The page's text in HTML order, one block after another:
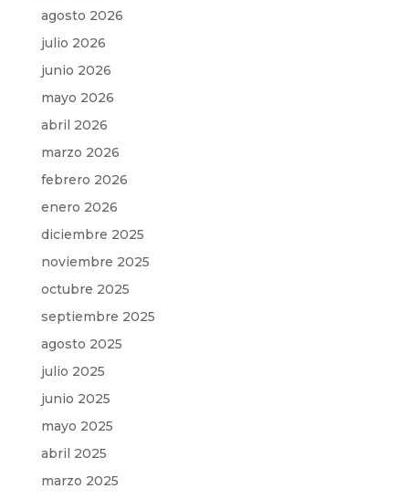
agosto 2026
julio 2026
junio 2026
mayo 2026
abril 2026
marzo 2026
febrero 2026
enero 2026
diciembre 2025
noviembre 2025
octubre 2025
septiembre 2025
agosto 2025
julio 2025
junio 2025
mayo 2025
abril 2025
marzo 2025